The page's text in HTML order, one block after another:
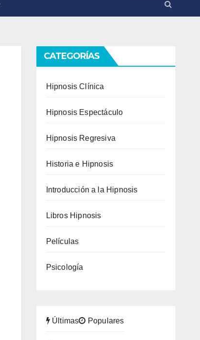
CATEGORÍAS
Hipnosis Clínica
Hipnosis Espectáculo
Hipnosis Regresiva
Historia e Hipnosis
Introducción a la Hipnosis
Libros Hipnosis
Películas
Psicología
Últimas Populares